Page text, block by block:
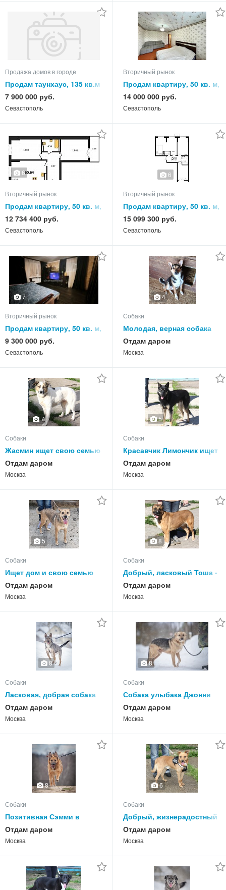
Продажа домов в городе
Продам таунхаус, 135 кв.м
7 900 000 руб.
Севастополь
Вторичный рынок
Продам квартиру, 50 кв. м,
этаж
14 000 000 руб.
Севастополь
6
Вторичный рынок
Продам квартиру, 50 кв. м,
этаж
12 734 400 руб.
Севастополь
6
Вторичный рынок
Продам квартиру, 50 кв. м,
этаж
15 099 300 руб.
Севастополь
7
Вторичный рынок
Продам квартиру, 50 кв. м,
этаж
9 300 000 руб.
Севастополь
4
Собаки
Молодая, верная собака
Ника ждет своего
человека!
Отдам даром
Москва
7
Собаки
Жасмин ищет свою семью
и дом
Отдам даром
Москва
5
Собаки
Красавчик Лимончик ищет
дом и любимую семью
Отдам даром
Москва
5
Собаки
Ищет дом и свою семью
небольшая ласкуша Синди
Отдам даром
Москва
8
Собаки
Добрый, ласковый Тоша -
собака компаньон очень
ждет свою семью!
Отдам даром
Москва
8
Собаки
Ласковая, добрая собака
Мэри мечтает о родной
семье и доме
Отдам даром
Москва
8
Собаки
Собака улыбака Джонни
ждет своего родного
человека, свою семью!
Отдам даром
Москва
8
Собаки
Позитивная Сэмми в
поисках своей семьи!
Отдам даром
Москва
6
Собаки
Добрый, жизнерадостный
Чук мечтает о любимой
семье и доме!
Отдам даром
Москва